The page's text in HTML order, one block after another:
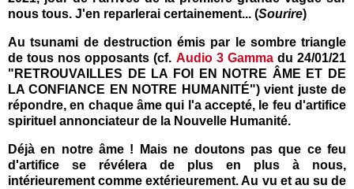
nous tous. J'en reparlerai certainement... (Sourire)
Au tsunami de destruction émis par le sombre triangle
de tous nos opposants (cf. Audio 3 Gammadu 24/01/21
"RETROUVAILLES DE LA FOI EN NOTRE ÂME ET DE
LA CONFIANCE EN NOTRE HUMANITÉ") vient juste de
répondre, en chaque âme qui l'a accepté, le feu d'artifice
spirituel annonciateur de la Nouvelle Humanité.
Déjà en notre âme ! Mais ne doutons pas que ce feu
d'artifice se révélera de plus en plus à nous,
intérieurement comme extérieurement. Au vu et au su de